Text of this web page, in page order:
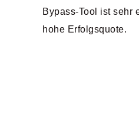
Bypass-Tool ist sehr
hohe Erfolgsquote.